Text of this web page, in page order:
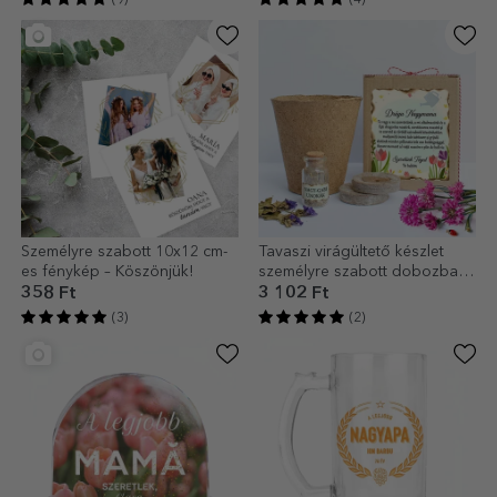
Személyre szabott 10x12 cm-
es fénykép – Köszönjük!
358 Ft
(3)
Tavaszi virágültető készlet
személyre szabott dobozban,
üzenettel a tanárnak
3 102 Ft
(2)